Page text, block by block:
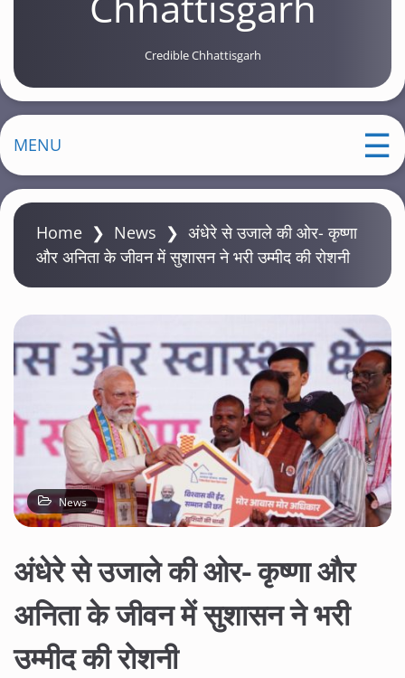
Credible Chhattisgarh
MENU
Home ❯ News ❯ अंधेरे से उजाले की ओर- कृष्णा
और अनिता के जीवन में सुशासन ने भरी उम्मीद की रोशनी
News
अंधेरे से उजाले की ओर- कृष्णा और
अनिता के जीवन में सुशासन ने भरी
उम्मीद की रोशनी